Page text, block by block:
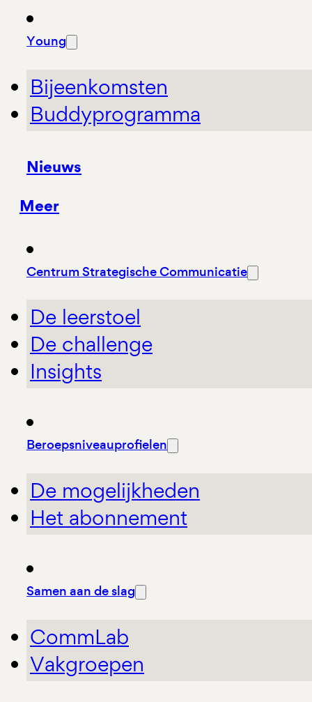
Young
Bijeenkomsten
Buddyprogramma
Nieuws
Meer
Centrum Strategische Communicatie
De leerstoel
De challenge
Insights
Beroepsniveauprofielen
De mogelijkheden
Het abonnement
Samen aan de slag
CommLab
Vakgroepen